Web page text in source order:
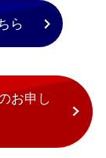
ら
お申し